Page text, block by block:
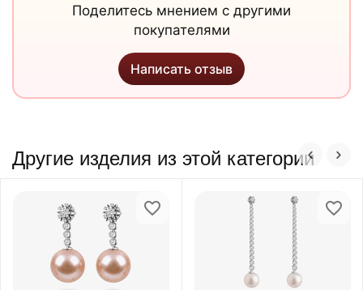
Поделитесь мнением с другими
покупателями
Написать отзыв
Другие изделия из этой категории